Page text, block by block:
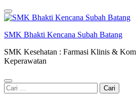
Lompat
ke
(Tekan
SMK Bhakti Kencana Subah Batang
SMK Kesehatan : Farmasi Klinis &
Keperawatan
Cari
untuk: